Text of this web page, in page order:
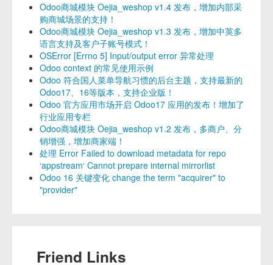
Odoo商城模块 Oejia_weshop v1.4 发布，增加内部采
购商城场景的支持！
Odoo商城模块 Oejia_weshop v1.3 发布，增加中英多
语言支持及客户子账号模式！
OSError [Errno 5] Input/output error 异常处理
Odoo context 的常见使用示例
Odoo 符合国人菜单导航习惯的后台主题，支持最新的
Odoo17、16等版本，支持企业版！
Odoo 官方应用市场开启 Odoo17 应用的发布！增加了
行业应用专栏
Odoo商城模块 Oejia_weshop v1.2 发布，多商户、分
销增强，增加商家端！
处理 Error Failed to download metadata for repo
‘appstream‘ Cannot prepare internal mirrorlist
Odoo 16 关键变化 change the term "acquirer" to
"provider"
Friend Links